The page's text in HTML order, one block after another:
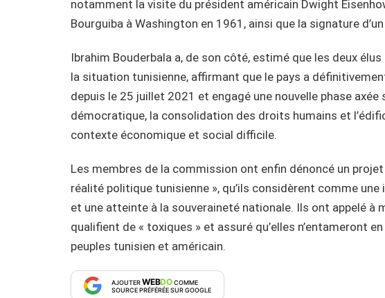
notamment la visite du président américain Dwight
Bourguiba à Washington en 1961, ainsi que la signature
Ibrahim Bouderbala a, de son côté, estimé que les deux
la situation tunisienne, affirmant que le pays a
depuis le 25 juillet 2021 et engagé une nouvelle phase axée
démocratique, la consolidation des droits humains et
contexte économique et social difficile.
Les membres de la commission ont enfin dénoncé un
réalité politique tunisienne », qu’ils considèrent comme
et une atteinte à la souveraineté nationale. Ils ont appelé à
qualifient de « toxiques » et assuré qu’elles n’entameront
peuples tunisien et américain.
AJOUTERWEBDOCOMME
SOURCE PRÉFÉRÉE SUR GOOGLE